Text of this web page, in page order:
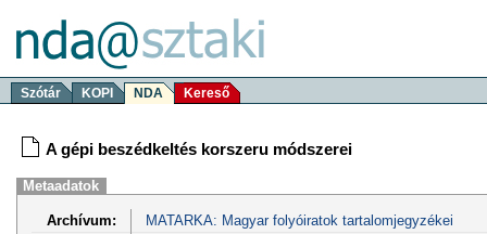
Szótár KOPI NDA Kereső
A gépi beszédkeltés korszeru módszerei
Metaadatok
Archívum:
MATARKA: Magyar folyóiratok tartalomjegyzékei